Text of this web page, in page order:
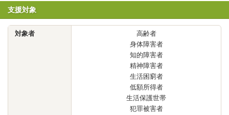
支援対象
対象者
高齢者
身体障害者
知的障害者
精神障害者
生活困窮者
低額所得者
生活保護世帯
犯罪被害者